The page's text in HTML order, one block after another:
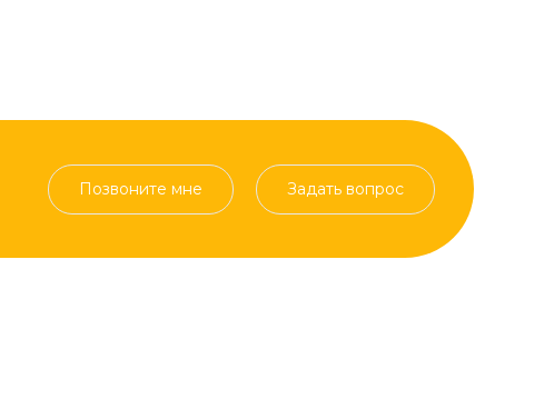
Позвоните мне Задать вопрос